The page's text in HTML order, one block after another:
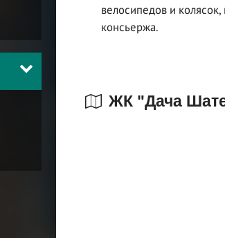
велосипедов и
консьержа.
ЖК "Дача